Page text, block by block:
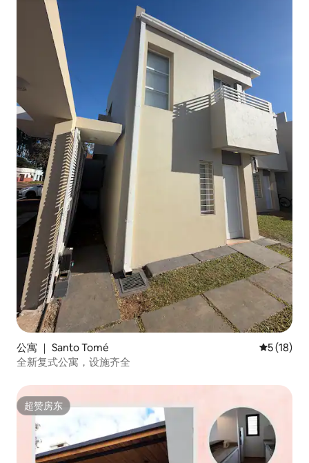
公寓 ｜ Santo Tomé 平均评分
5 (18)
全新复式公寓，设施齐全
超赞房东
超赞房东